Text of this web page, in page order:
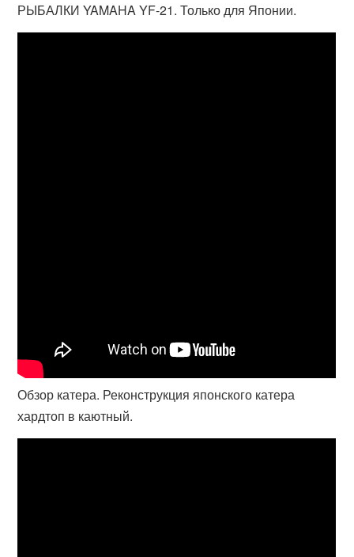
РЫБАЛКИ YAMAHA YF-21. Только для Японии.
Обзор катера. Реконструкция японского катера
хардтоп в каютный.